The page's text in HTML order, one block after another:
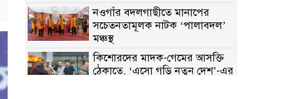
নওগাঁর বদলগাছীতে মানাপের
সচেতনতামূলক নাটক ‘পালাবদল’
মঞ্চস্থ
কিশোরদের মাদক-গেমের আসক্তি
ঠেকাতে, ‘এসো গড়ি নতুন দেশ’-এর